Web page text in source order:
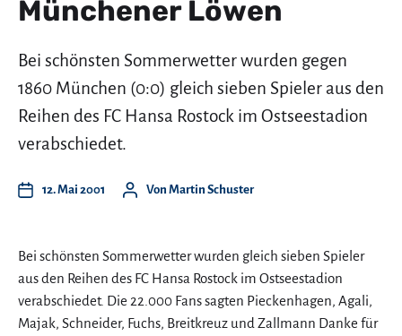
Münchener Löwen
Bei schönsten Sommerwetter wurden gegen
1860 München (0:0) gleich sieben Spieler aus den
Reihen des FC Hansa Rostock im Ostseestadion
verabschiedet.
12. Mai 2001 Von Martin Schuster
Bei schönsten Sommerwetter wurden gleich sieben Spieler
aus den Reihen des FC Hansa Rostock im Ostseestadion
verabschiedet. Die 22.000 Fans sagten Pieckenhagen, Agali,
Majak, Schneider, Fuchs, Breitkreuz und Zallmann Danke für